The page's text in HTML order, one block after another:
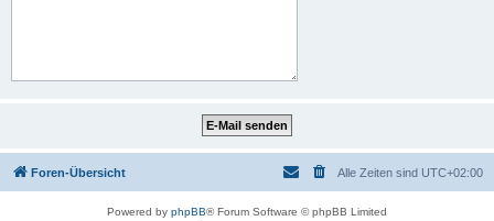
Foren-Übersicht Alle Zeiten sind UTC+02:00
Powered by phpBB® Forum Software © phpBB Limited